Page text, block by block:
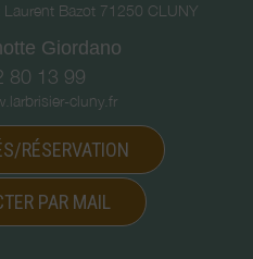
Bazot 71250 CLUNY
Giordano
80 13 99
cluny.fr
RÉSERVATION
PAR MAIL